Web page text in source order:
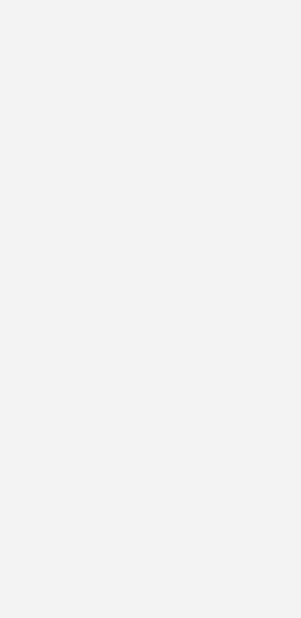
der Handwerker-Kooperation SHK